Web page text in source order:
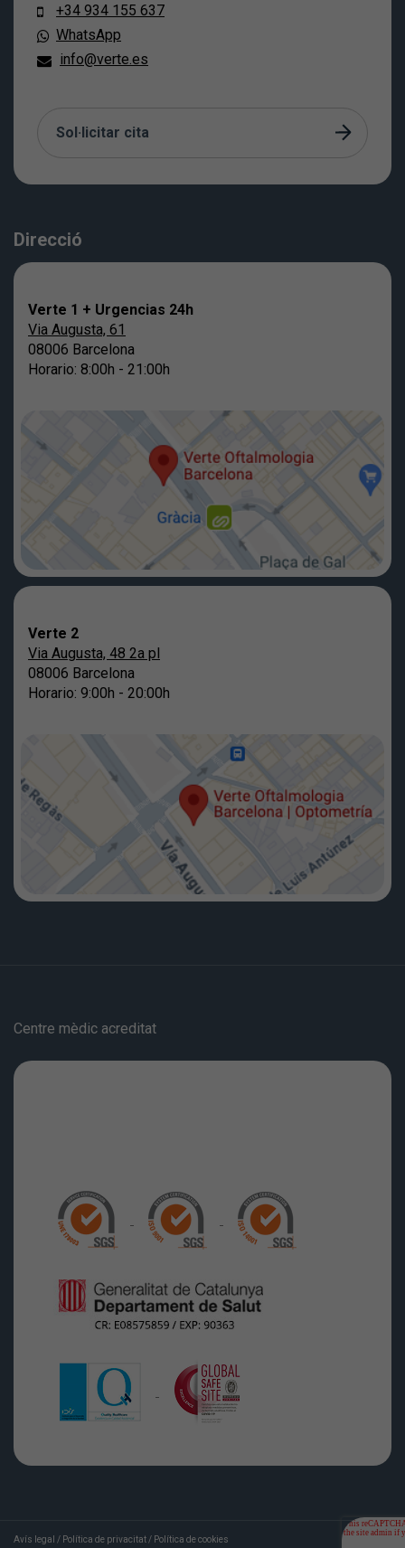
+34 934 155 637
WhatsApp
info@verte.es
Sol·licitar cita
Direcció
Verte 1 + Urgencias 24h
Via Augusta, 61
08006 Barcelona
Horario: 8:00h - 21:00h
Verte 2
Via Augusta, 48 2a pl
08006 Barcelona
Horario: 9:00h - 20:00h
Centre mèdic acreditat
Avís legal / Política de privacitat / Política de cookies